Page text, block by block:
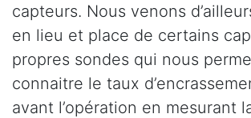
capteurs. Nous venons
en lieu et place de certains
propres sondes qui nous
connaitre le taux
avant l’opération en mesurant